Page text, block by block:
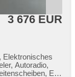
3 676 EUR
Elektronisches
Autoradio,
El.